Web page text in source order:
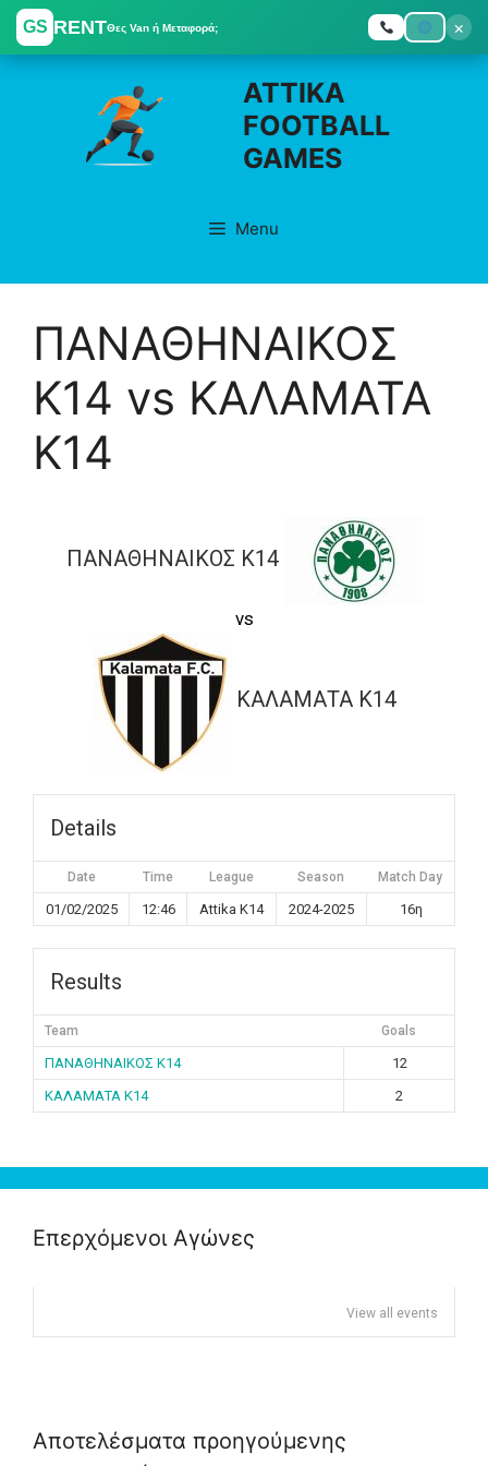
GS RENTΘες Van ή Μεταφορά;
×
Skip
ATTIKA
FOOTBALL
GAMES
Menu
ΠΑΝΑΘΗΝΑΙΚΟΣ
K14 vs ΚΑΛΑΜΑΤΑ
K14
ΠΑΝΑΘΗΝΑΙΚΟΣ K14
vs
ΚΑΛΑΜΑΤΑ K14
Details
Date Time League Season Match Day
01/02/2025 12:46 Attika K14 2024-2025 16η
Results
Team Goals
ΠΑΝΑΘΗΝΑΙΚΟΣ K14
12
ΚΑΛΑΜΑΤΑ K14
2
Επερχόμενοι Αγώνες
View all events
Αποτελέσματα προηγούμενης